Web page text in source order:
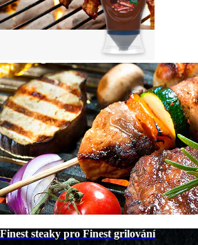
Finest steaky pro Finest grilování